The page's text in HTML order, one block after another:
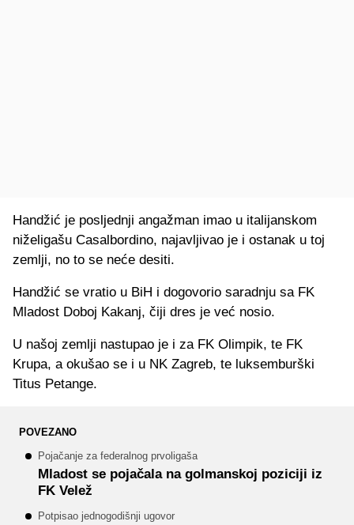
Handžić je posljednji angažman imao u italijanskom
niželigašu Casalbordino, najavljivao je i ostanak u toj
zemlji, no to se neće desiti.
Handžić se vratio u BiH i dogovorio saradnju sa FK
Mladost Doboj Kakanj, čiji dres je već nosio.
U našoj zemlji nastupao je i za FK Olimpik, te FK
Krupa, a okušao se i u NK Zagreb, te luksemburški
Titus Petange.
POVEZANO
Pojačanje za federalnog prvoligaša
Mladost se pojačala na golmanskoj poziciji iz
FK Velež
Potpisao jednogodišnji ugovor